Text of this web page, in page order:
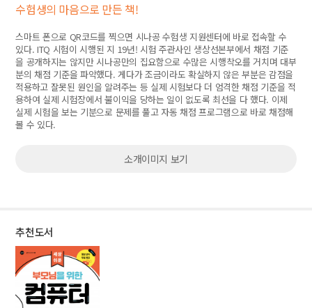
수험생의 마음으로 만든 책!
스마트 폰으로 QR코드를 찍으면 시나공 수험생 지원센터에 바로 접속할 수
있다. ITQ 시험이 시행된 지 19년! 시험 주관사인 생상선본부에서 채점 기준
을 공개하지는 않지만 시나공만의 집요함으로 수많은 시행착오를 거치며 대부
분의 채점 기준을 파악했다. 게다가 조금이라도 확실하지 않은 부분은 감점을
적용하고 잘못된 원인을 알려주는 등 실제 시험보다 더 엄격한 채점 기준을 적
용하여 실제 시험장에서 불이익을 당하는 일이 없도록 최선을 다 했다. 이제
실제 시험을 보는 기분으로 문제를 풀고 자동 채점 프로그램으로 바로 채점해
볼 수 있다.
소개이미지 보기
추천도서